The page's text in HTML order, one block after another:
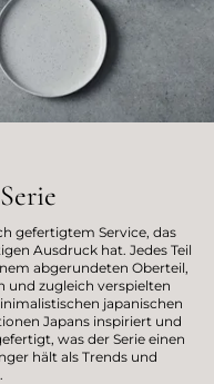
gefertigtem Service, das
Ausdruck hat. Jedes Teil
abgerundeten Oberteil,
und zugleich verspielten
japanischen
Japans inspiriert und
was der Serie einen
hält als Trends und